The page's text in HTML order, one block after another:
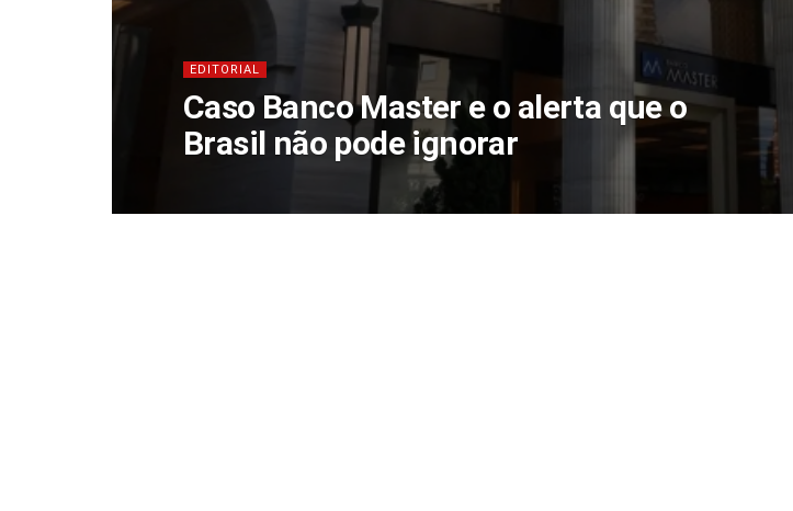
EDITORIAL
Caso Banco Master e o alerta que o
Brasil não pode ignorar